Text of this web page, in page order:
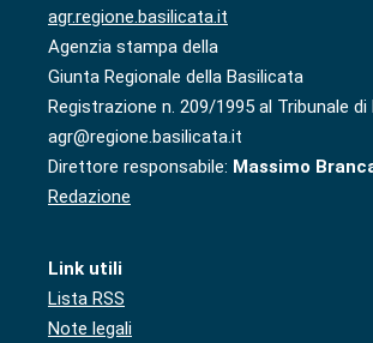
agr.regione.basilicata.it
Agenzia stampa della
Giunta Regionale della Basilicata
Registrazione n. 209/1995 al Tribunale
agr@regione.basilicata.it
Direttore responsabile: Massimo
Redazione
Link utili
Lista RSS
Note legali